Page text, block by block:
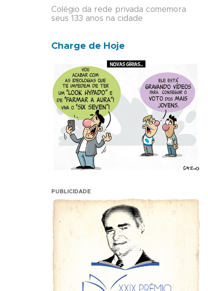
Colégio da rede privada comemora
seus 133 anos na cidade
Charge de Hoje
PUBLICIDADE